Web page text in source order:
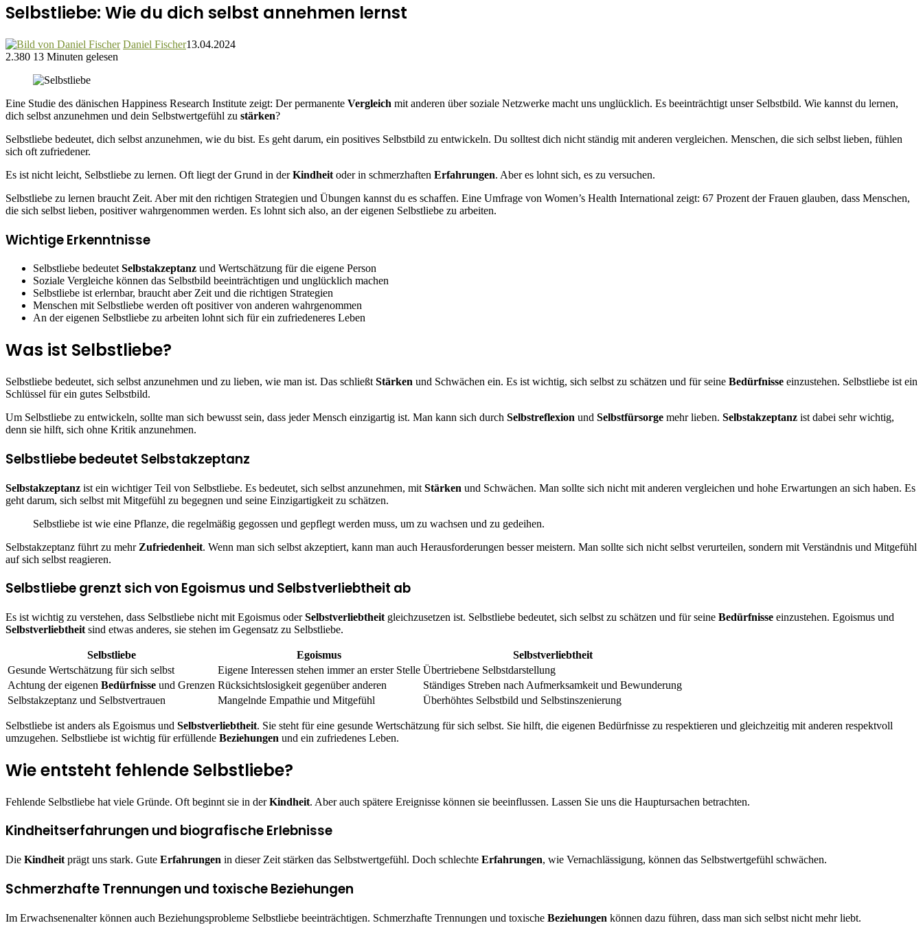
Selbstliebe: Wie du dich selbst annehmen lernst
Daniel Fischer13.04.2024
2.380 13 Minuten gelesen
Eine Studie des dänischen Happiness Research Institute zeigt: Der permanente Vergleich mit anderen über soziale Netzwerke macht uns unglücklich. Es beeinträchtigt unser Selbstbild. Wie kannst du lernen,
dich selbst anzunehmen und dein Selbstwertgefühl zu stärken?
Selbstliebe bedeutet, dich selbst anzunehmen, wie du bist. Es geht darum, ein positives Selbstbild zu entwickeln. Du solltest dich nicht ständig mit anderen vergleichen. Menschen, die sich selbst lieben, fühlen
sich oft zufriedener.
Es ist nicht leicht, Selbstliebe zu lernen. Oft liegt der Grund in derKindheit oder in schmerzhaften Erfahrungen. Aber es lohnt sich, es zu versuchen.
Selbstliebe zu lernen braucht Zeit. Aber mit den richtigen Strategien und Übungen kannst du es schaffen. Eine Umfrage von Women’s Health International zeigt: 67 Prozent der Frauen glauben, dass Menschen,
die sich selbst lieben, positiver wahrgenommen werden. Es lohnt sich also, an der eigenen Selbstliebe zu arbeiten.
Wichtige Erkenntnisse
Selbstliebe bedeutet Selbstakzeptanz und Wertschätzung für die eigene Person
Soziale Vergleiche können das Selbstbild beeinträchtigen und unglücklich machen
Selbstliebe ist erlernbar, braucht aber Zeit und die richtigen Strategien
Menschen mit Selbstliebe werden oft positiver von anderen wahrgenommen
An der eigenen Selbstliebe zu arbeiten lohnt sich für ein zufriedeneres Leben
Was ist Selbstliebe?
Selbstliebe bedeutet, sich selbst anzunehmen und zu lieben, wie man ist. Das schließt Stärken und Schwächen ein. Es ist wichtig, sich selbst zu schätzen und für seine Bedürfnisse einzustehen. Selbstliebe ist ein
Schlüssel für ein gutes Selbstbild.
Um Selbstliebe zu entwickeln, sollte man sich bewusst sein, dass jeder Mensch einzigartig ist. Man kann sich durch Selbstreflexion und Selbstfürsorge mehr lieben. Selbstakzeptanz ist dabei sehr wichtig,
denn sie hilft, sich ohne Kritik anzunehmen.
Selbstliebe bedeutet Selbstakzeptanz
Selbstakzeptanz ist ein wichtiger Teil von Selbstliebe. Es bedeutet, sich selbst anzunehmen, mit Stärken und Schwächen. Man sollte sich nicht mit anderen vergleichen und hohe Erwartungen an sich haben. Es
geht darum, sich selbst mit Mitgefühl zu begegnen und seine Einzigartigkeit zu schätzen.
Selbstliebe ist wie eine Pflanze, die regelmäßig gegossen und gepflegt werden muss, um zu wachsen und zu gedeihen.
Selbstakzeptanz führt zu mehr Zufriedenheit. Wenn man sich selbst akzeptiert, kann man auch Herausforderungen besser meistern. Man sollte sich nicht selbst verurteilen, sondern mit Verständnis und Mitgefühl
auf sich selbst reagieren.
Selbstliebe grenzt sich von Egoismus und Selbstverliebtheit ab
Es ist wichtig zu verstehen, dass Selbstliebe nicht mit Egoismus oderSelbstverliebtheit gleichzusetzen ist. Selbstliebe bedeutet, sich selbst zu schätzen und für seine Bedürfnisse einzustehen. Egoismus und
Selbstverliebtheit sind etwas anderes, sie stehen im Gegensatz zu Selbstliebe.
Selbstliebe Egoismus
Selbstverliebtheit
Gesunde Wertschätzung für sich selbst
Eigene Interessen stehen immer an erster Stelle Übertriebene Selbstdarstellung
Achtung der eigenen Bedürfnisse und Grenzen Rücksichtslosigkeit gegenüber anderen
Ständiges Streben nach Aufmerksamkeit und Bewunderung
Selbstakzeptanz und Selbstvertrauen
Mangelnde Empathie und Mitgefühl Überhöhtes Selbstbild und Selbstinszenierung
Selbstliebe ist anders als Egoismus und Selbstverliebtheit. Sie steht für eine gesunde Wertschätzung für sich selbst. Sie hilft, die eigenen Bedürfnisse zu respektieren und gleichzeitig mit anderen respektvoll
umzugehen. Selbstliebe ist wichtig für erfüllende Beziehungen und ein zufriedenes Leben.
Wie entsteht fehlende Selbstliebe?
Fehlende Selbstliebe hat viele Gründe. Oft beginnt sie in derKindheit. Aber auch spätere Ereignisse können sie beeinflussen. Lassen Sie uns die Hauptursachen betrachten.
Kindheitserfahrungen und biografische Erlebnisse
Die Kindheit prägt uns stark. Gute Erfahrungen in dieser Zeit stärken das Selbstwertgefühl. Doch schlechte Erfahrungen, wie Vernachlässigung, können das Selbstwertgefühl schwächen.
Schmerzhafte Trennungen und toxische Beziehungen
Im Erwachsenenalter können auch Beziehungsprobleme Selbstliebe beeinträchtigen. Schmerzhafte Trennungen und toxische Beziehungen können dazu führen, dass man sich selbst nicht mehr liebt.